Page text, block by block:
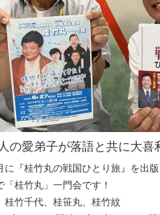
の愛弟子が落語と共に大
に『桂竹丸の戦国ひとり旅』を出
「桂竹丸」一門会です！
桂竹千代、桂笹丸、桂竹紋